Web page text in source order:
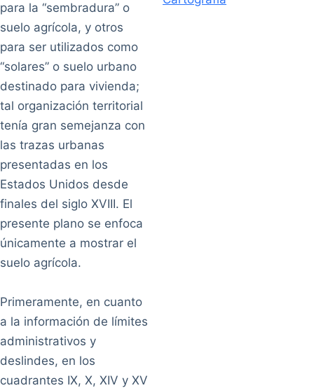
para la “sembradura” o
suelo agrícola, y otros
para ser utilizados como
“solares” o suelo urbano
destinado para vivienda;
tal organización territorial
tenía gran semejanza con
las trazas urbanas
presentadas en los
Estados Unidos desde
finales del siglo XVIII. El
presente plano se enfoca
únicamente a mostrar el
suelo agrícola.
Primeramente, en cuanto
a la información de límites
administrativos y
deslindes, en los
cuadrantes IX, X, XIV y XV